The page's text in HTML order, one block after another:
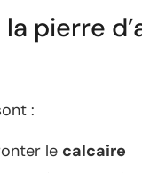
pierre
:
le calcaire